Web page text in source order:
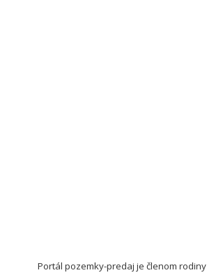
Portál pozemky-predaj je členom rodiny